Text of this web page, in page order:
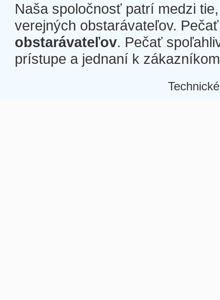
Naša spoločnosť patrí medzi
verejných obstarávateľov.
obstarávateľov. Pečať
prístupe a jednaní k